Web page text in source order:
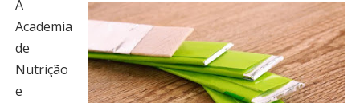
A
Academia
de
Nutrição
e